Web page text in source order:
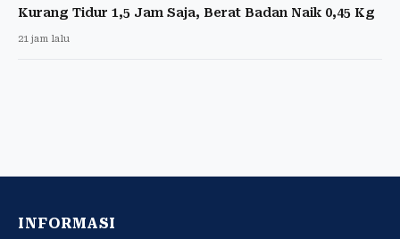
Kurang Tidur 1,5 Jam Saja, Berat Badan Naik 0,45 Kg
21 jam lalu
INFORMASI